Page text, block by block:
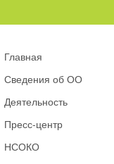
Главная
Сведения об ОО
Деятельность
Пресс-центр
НСОКО